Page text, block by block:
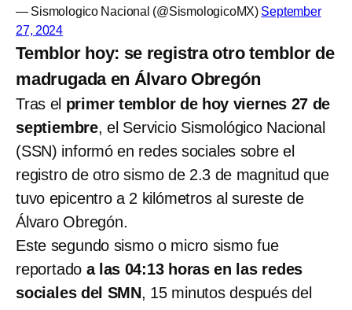
— Sismologico Nacional (@SismologicoMX) September
27, 2024
Temblor hoy: se registra otro temblor de
madrugada en Álvaro Obregón
Tras el primer temblor de hoy viernes 27 de
septiembre, el Servicio Sismológico Nacional
(SSN) informó en redes sociales sobre el
registro de otro sismo de 2.3 de magnitud que
tuvo epicentro a 2 kilómetros al sureste de
Álvaro Obregón.
Este segundo sismo o micro sismo fue
reportado a las 04:13 horas en las redes
sociales del SMN, 15 minutos después del